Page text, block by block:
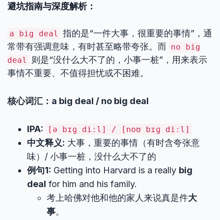
避坑指南与深度解析：
a big deal 指的是“一件大事，很重要的事情”，通
常带有强调意味，有时甚至略带夸张。而 no big
deal
则是“没什么大不了的，小事一桩”，用来表示
事情不重要、不值得担忧或不困难。
核心词汇：a big deal / no big deal
IPA: [ə bɪɡ diːl] / [noʊ bɪɡ diːl]
中文释义: 大事，重要的事情（有时含夸张意
味）/ 小事一桩，没什么大不了的
例句1: Getting into Harvard is a really big
deal for him and his family.
考上哈佛对他和他的家人来说真是件大
事。